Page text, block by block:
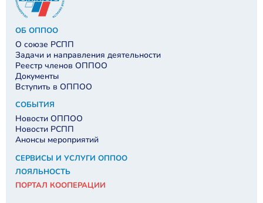
ОБ ОППОО
О союзе РСПП
Задачи и направления деятельности
Реестр членов ОППОО
Документы
Вступить в ОППОО
СОБЫТИЯ
Новости ОППОО
Новости РСПП
Анонсы мероприятий
СЕРВИСЫ И УСЛУГИ ОППОО
ЛОЯЛЬНОСТЬ
ПОРТАЛ КООПЕРАЦИИ